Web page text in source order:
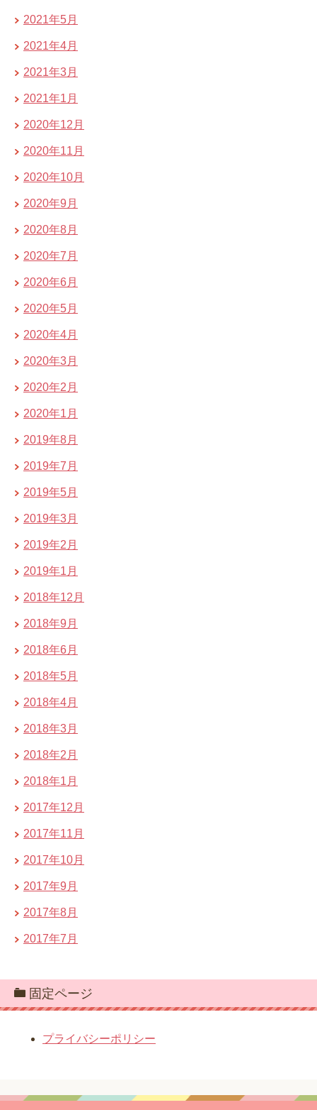
2021年5月
2021年4月
2021年3月
2021年1月
2020年12月
2020年11月
2020年10月
2020年9月
2020年8月
2020年7月
2020年6月
2020年5月
2020年4月
2020年3月
2020年2月
2020年1月
2019年8月
2019年7月
2019年5月
2019年3月
2019年2月
2019年1月
2018年12月
2018年9月
2018年6月
2018年5月
2018年4月
2018年3月
2018年2月
2018年1月
2017年12月
2017年11月
2017年10月
2017年9月
2017年8月
2017年7月
固定ページ
プライバシーポリシー